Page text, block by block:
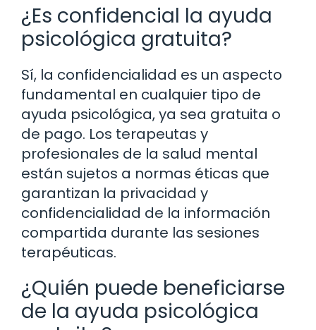
¿Es confidencial la ayuda
psicológica gratuita?
Sí, la confidencialidad es un aspecto
fundamental en cualquier tipo de
ayuda psicológica, ya sea gratuita o
de pago. Los terapeutas y
profesionales de la salud mental
están sujetos a normas éticas que
garantizan la privacidad y
confidencialidad de la información
compartida durante las sesiones
terapéuticas.
¿Quién puede beneficiarse
de la ayuda psicológica